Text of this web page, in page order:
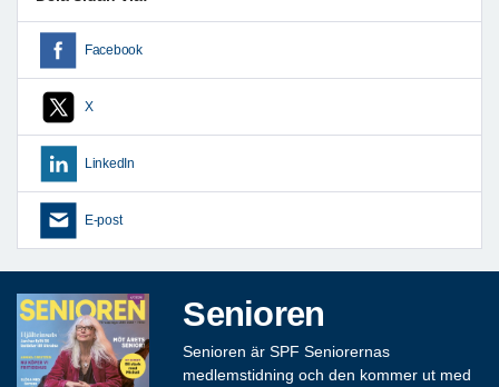
Facebook
X
LinkedIn
E-post
Senioren
Senioren är SPF Seniorernas
medlemstidning och den kommer ut med